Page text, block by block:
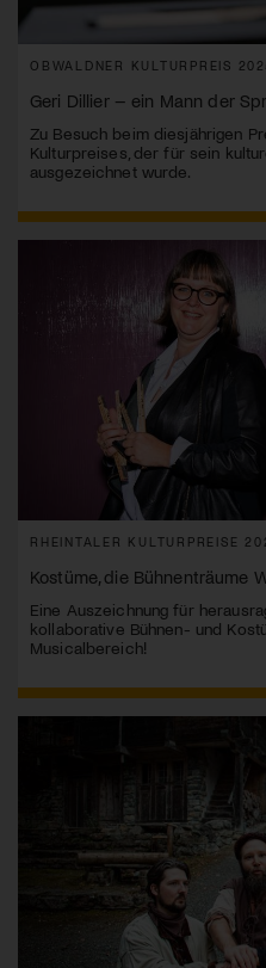
OBWALDNER KULTURPREIS
Geri Dillier – ein Mann der
Zu Besuch beim diesjährigen
Kulturpreises, der für sein
ausgezeichnet wurde.
RHEINTALER KULTURPREISE
Kostüme, die Bühnenträume
Eine Auszeichnung für
kollaborative Bühnen- und
Musicalbereich!